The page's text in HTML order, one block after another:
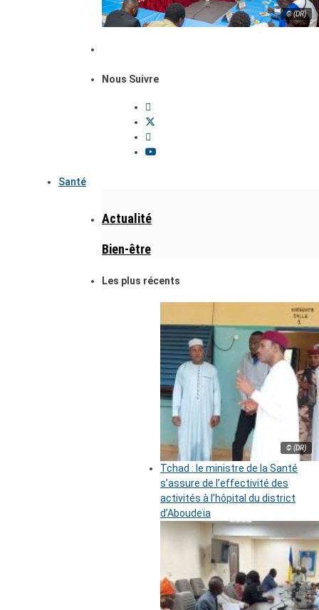
© (DR)
Nous Suivre
Santé
Actualité
Bien-être
Les plus récents
© (DR)
Tchad : le ministre de la Santé
s’assure de l’effectivité des
activités à l’hôpital du district
d’Aboudeïa